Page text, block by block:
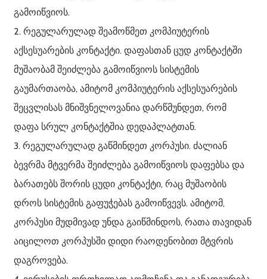
გამოიწვიოს.
2. რეგულარულად შეამოწმეთ კომპიუტერის
აქსესუარების კონტაქტი. დაფასთან ცუდ კონტაქტში
მუშაობამ შეიძლება გამოიწვიოს სისტემის
გაუმართაობა, ამიტომ კომპიუტერის აქსესუარების
შეცვლისას მნიშვნელოვანია დარწმუნდეთ, რომ
დაფა სრულ კონტაქტშია დედაპლატთან.
3. რეგულარულად გაწმინდეთ კორპუსი. ძალიან
ბევრმა მტვერმა შეიძლება გამოიწვიოს დაფებსა და
ბარათებს შორის ცუდი კონტაქტი, რაც მუშაობის
დროს სისტემის გაფუჭებას გამოიწვევს. ამიტომ,
კორპუსი მუდმივად უნდა გაიწმინდოს, რათა თავიდან
აიცილოთ კორპუსში დიდი რაოდენობით მტვრის
დაგროვება.